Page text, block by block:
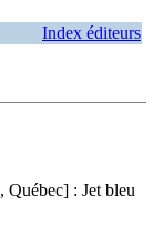
Index éditeurs
Québec] : Jet bleu